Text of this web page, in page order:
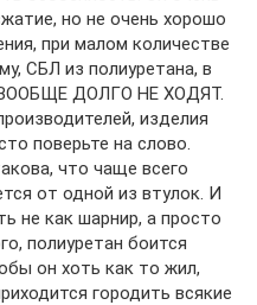
но не очень хорошо
при малом количестве
СБЛ из полиуретана, в
ВООБЩЕ ДОЛГО НЕ ХОДЯТ.
изделия
поверьте на слово.
что чаще всего
от одной из втулок. И
не как шарнир, а просто
полиуретан боится
он хоть как то жил,
городить всякие